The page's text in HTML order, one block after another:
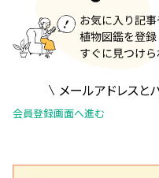
メールアドレスと
会員登録画面へ進む